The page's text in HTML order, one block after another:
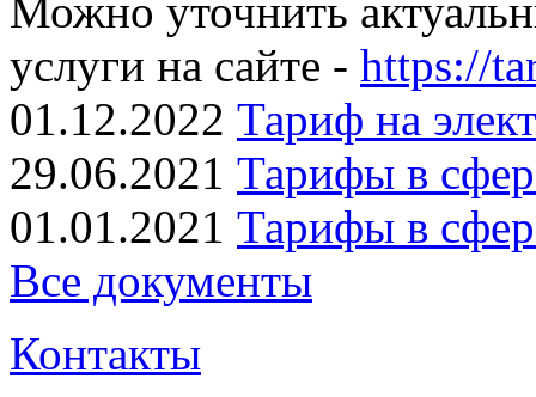
Можно уточнить
услуги на сайте - https://
01.12.2022 Тариф на
29.06.2021 Тарифы в
01.01.2021 Тарифы в
Все документы
Контакты